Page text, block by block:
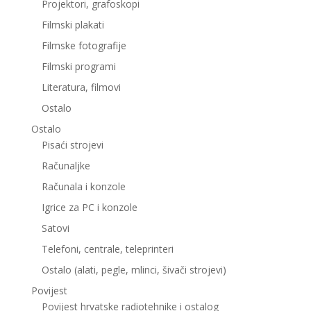
Projektori, grafoskopi
Filmski plakati
Filmske fotografije
Filmski programi
Literatura, filmovi
Ostalo
Ostalo
Pisaći strojevi
Računaljke
Računala i konzole
Igrice za PC i konzole
Satovi
Telefoni, centrale, teleprinteri
Ostalo (alati, pegle, mlinci, šivači strojevi)
Povijest
Povijest hrvatske radiotehnike i ostalog